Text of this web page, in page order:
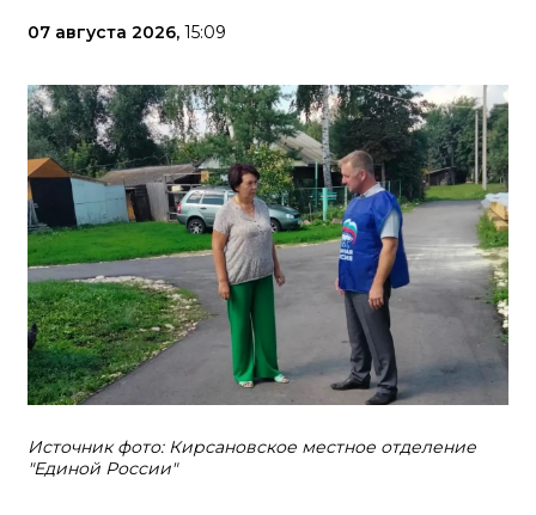
07 августа 2026, 15:09
Источник фото: Кирсановское местное отделение
"Единой России"